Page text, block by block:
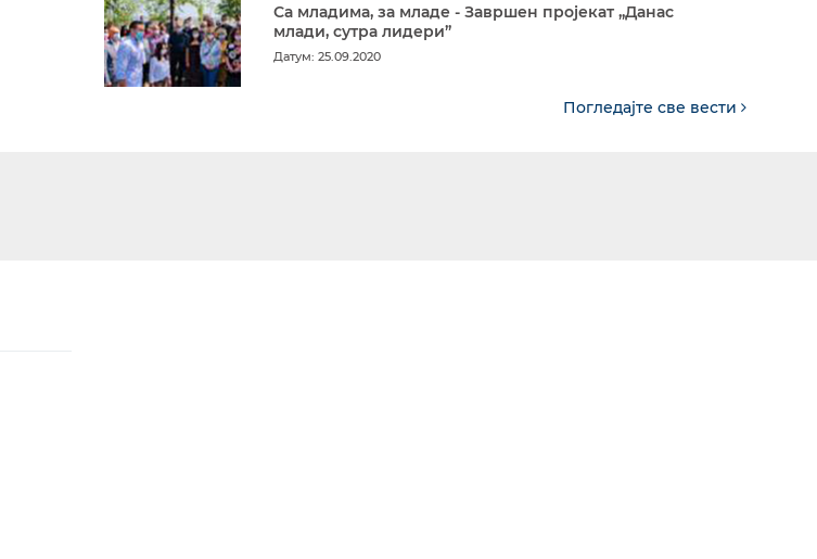
Са младима, за младе - Завршен пројекат „Данас
млади, сутра лидери”
Датум: 25.09.2020
Погледајте све вести